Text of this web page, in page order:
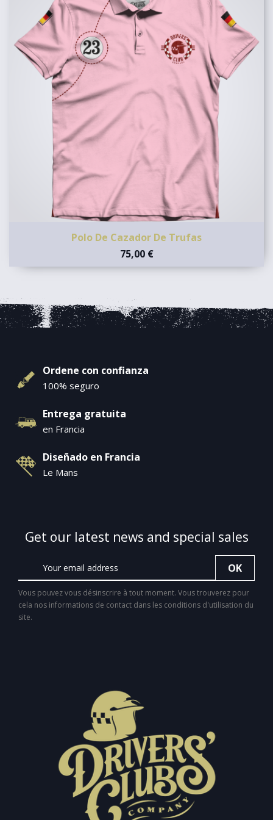
Polo De Cazador De Trufas
75,00 €
Ordene con confianza
100% seguro
Entrega gratuita
en Francia
Diseñado en Francia
Le Mans
Get our latest news and special sales
Vous pouvez vous désinscrire à tout moment. Vous trouverez pour
cela nos informations de contact dans les conditions d'utilisation du
site.